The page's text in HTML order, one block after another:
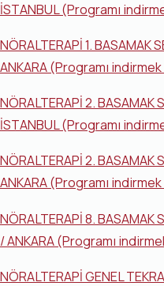
İSTANBUL (Programı
NÖRALTERAPİ 1. BASAMAK
ANKARA (Programı
NÖRALTERAPİ 2. BASAMAK
İSTANBUL (Programı
NÖRALTERAPİ 2. BASAMAK
ANKARA (Programı
NÖRALTERAPİ 8. BASAMAK
/ ANKARA (Programı
NÖRALTERAPİ GENEL